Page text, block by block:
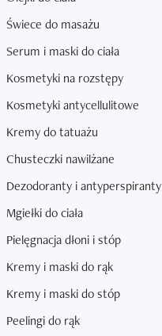
Świece do masażu
Serum i maski do ciała
Kosmetyki na rozstępy
Kosmetyki antycellulitowe
Kremy do tatuażu
Chusteczki nawilżane
Dezodoranty i antyperspiranty
Mgiełki do ciała
Pielęgnacja dłoni i stóp
Kremy i maski do rąk
Kremy i maski do stóp
Peelingi do rąk